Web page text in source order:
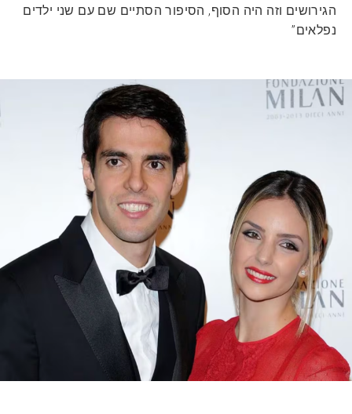
הגירושים וזה היה הסוף, הסיפור הסתיים שם עם שני ילדים
נפלאים”